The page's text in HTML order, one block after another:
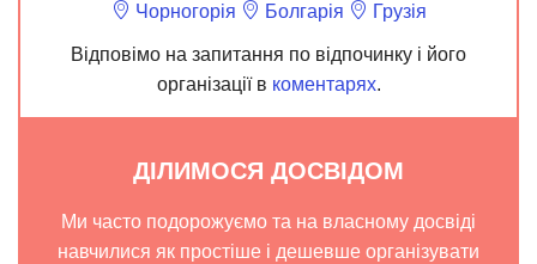
Чорногорія Болгарія Грузія
Відповімо на запитання по відпочинку і його
організації в коментарях.
ДІЛИМОСЯ ДОСВІДОМ
Ми часто подорожуємо та на власному досвіді
навчилися як простіше і дешевше організувати